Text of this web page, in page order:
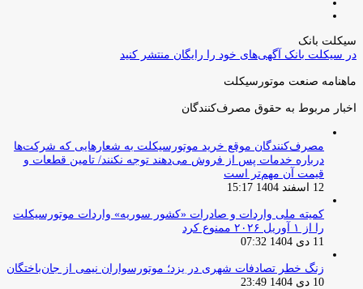
سیکلت بانک
در سیکلت بانک آگهی‌های خود را رایگان منتشر کنید
ماهنامه صنعت موتورسیکلت
اخبار مربوط به حقوق مصرف‌کنندگان
مصرف‌کنندگان موقع خرید موتورسیکلت به شعارهایی که شرکت‌ها
درباره خدمات پس از فروش می‌دهند توجه نکنند/ تامین قطعات و
قیمت آن مهم‌تر است
12 اسفند 1404 15:17
کمیته ملی واردات و صادرات «کشور سوریه» واردات موتورسیکلت
را از ۱ آوریل ۲۰۲۶ ممنوع کرد
11 دی 1404 07:32
زنگ خطر تصادفات شهری در یزد؛ موتورسواران نیمی از جان‌باختگان
10 دی 1404 23:49